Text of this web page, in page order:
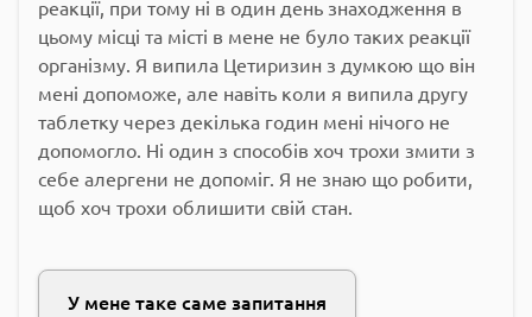
реакції, при тому ні в один день знаходження в
цьому місці та місті в мене не було таких реакції
організму. Я випила Цетиризин з думкою що він
мені допоможе, але навіть коли я випила другу
таблетку через декілька годин мені нічого не
допомогло. Ні один з способів хоч трохи змити з
себе алергени не допоміг. Я не знаю що робити,
щоб хоч трохи облишити свій стан.
У мене таке саме запитання